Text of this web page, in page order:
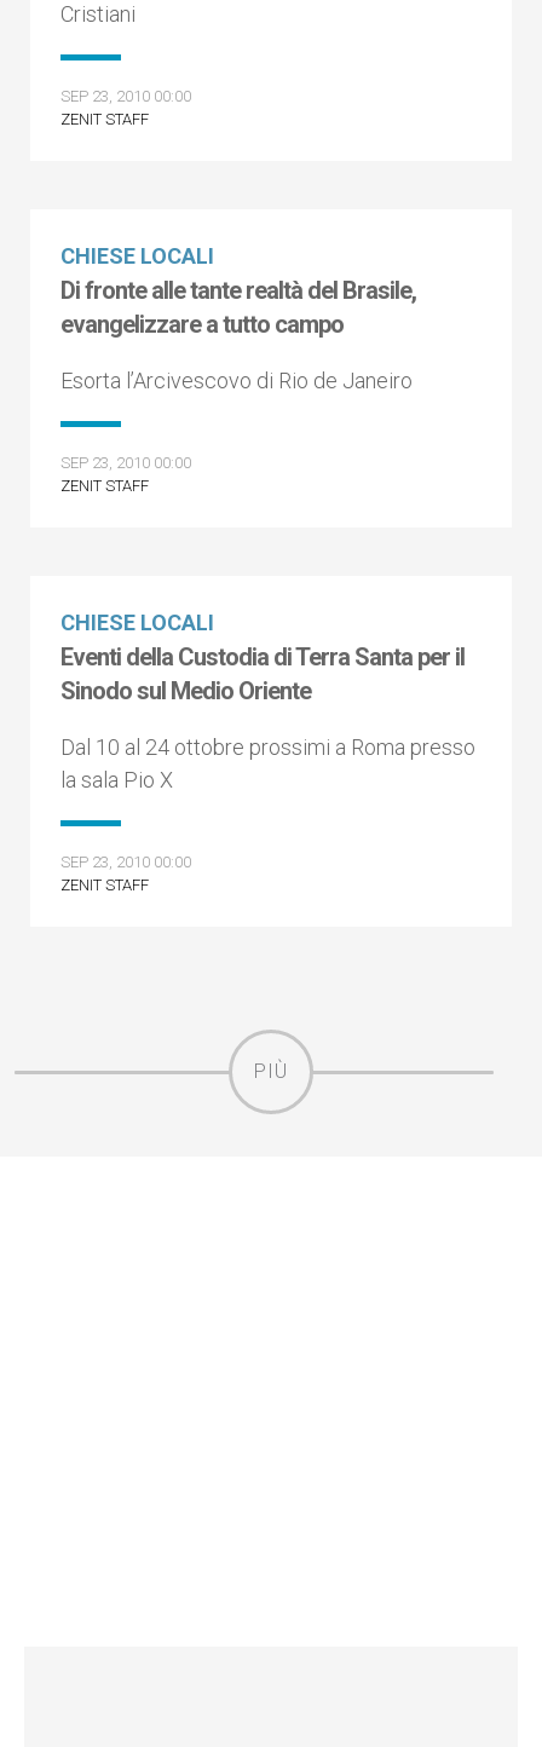
Cristiani
SEP 23, 2010 00:00
ZENIT STAFF
CHIESE LOCALI
Di fronte alle tante realtà del Brasile,
evangelizzare a tutto campo
Esorta l’Arcivescovo di Rio de Janeiro
SEP 23, 2010 00:00
ZENIT STAFF
CHIESE LOCALI
Eventi della Custodia di Terra Santa per il
Sinodo sul Medio Oriente
Dal 10 al 24 ottobre prossimi a Roma presso
la sala Pio X
SEP 23, 2010 00:00
ZENIT STAFF
PIÙ